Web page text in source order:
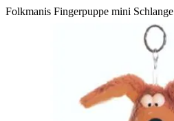
Folkmanis Fingerpuppe mini Schlange